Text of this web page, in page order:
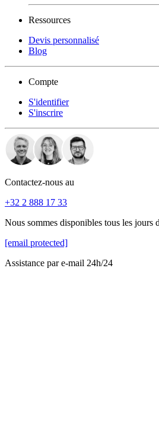
Ressources
Devis personnalisé
Blog
Compte
S'identifier
S'inscrire
Contactez-nous au
+32 2 888 17 33
Nous sommes disponibles tous les jours
[email protected]
Assistance par e-mail 24h/24